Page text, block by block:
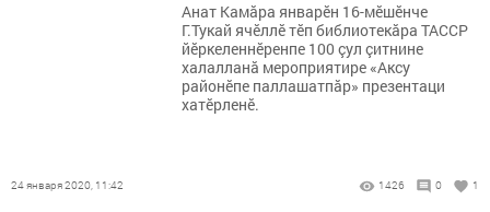
Анат Камăра январӗн 16-мӗшӗнче
Г.Тукай ячӗллӗ тӗп библиотекăра ТАССР
йӗркеленнӗренпе 100 çул çитнине
халалланă мероприятире «Аксу
районӗпе паллашатпăр» презентаци
хатӗрленӗ.
24 января 2020, 11:42 1426 0 1